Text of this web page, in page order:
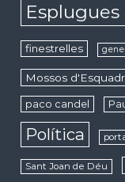
finestrelles
Mossos
paco candel
Política
Sant Joan de Déu